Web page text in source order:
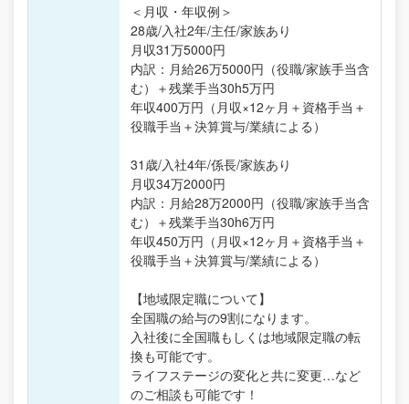
＜月収・年収例＞
28歳/入社2年/主任/家族あり
月収31万5000円
内訳：月給26万5000円（役職/家族手当含
む）＋残業手当30h5万円
年収400万円（月収×12ヶ月＋資格手当＋
役職手当＋決算賞与/業績による）
31歳/入社4年/係長/家族あり
月収34万2000円
内訳：月給28万2000円（役職/家族手当含
む）＋残業手当30h6万円
年収450万円（月収×12ヶ月＋資格手当＋
役職手当＋決算賞与/業績による）
【地域限定職について】
全国職の給与の9割になります。
入社後に全国職もしくは地域限定職の転
換も可能です。
ライフステージの変化と共に変更…など
のご相談も可能です！